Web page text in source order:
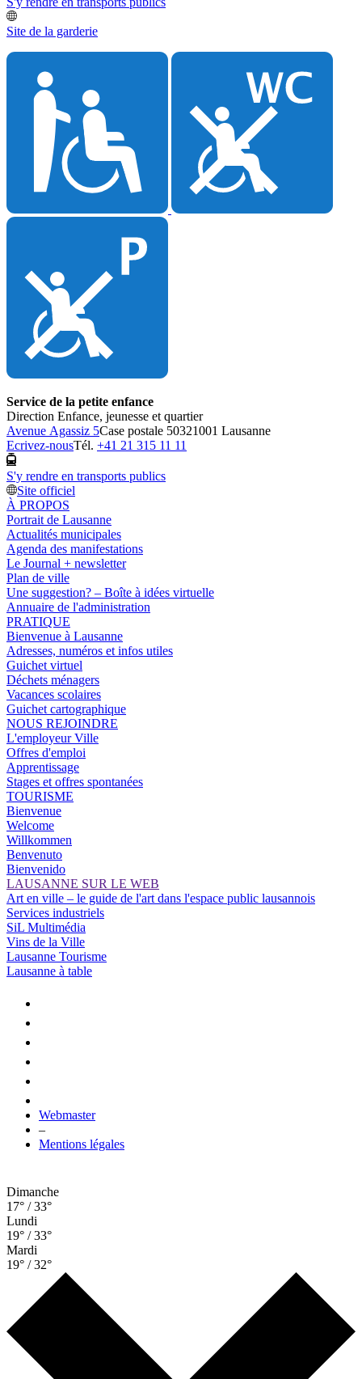
Site de la garderie
Service de la petite enfance
Direction Enfance, jeunesse et quartier
Avenue Agassiz 5Case postale 50321001 Lausanne
Ecrivez-nousTél. +41 21 315 11 11
S'y rendre en transports publics
Site officiel
À PROPOS
Portrait de Lausanne
Actualités municipales
Agenda des manifestations
Le Journal + newsletter
Plan de ville
Une suggestion? – Boîte à idées virtuelle
Annuaire de l'administration
PRATIQUE
Bienvenue à Lausanne
Adresses, numéros et infos utiles
Guichet virtuel
Déchets ménagers
Vacances scolaires
Guichet cartographique
NOUS REJOINDRE
L'employeur Ville
Offres d'emploi
Apprentissage
Stages et offres spontanées
TOURISME
Bienvenue
Welcome
Willkommen
Benvenuto
Bienvenido
LAUSANNE SUR LE WEB
Art en ville – le guide de l'art dans l'espace public lausannois
Services industriels
SiL Multimédia
Vins de la Ville
Lausanne Tourisme
Lausanne à table
Webmaster
–
Mentions légales
Dimanche
17° / 33°
Lundi
19° / 33°
Mardi
19° / 32°